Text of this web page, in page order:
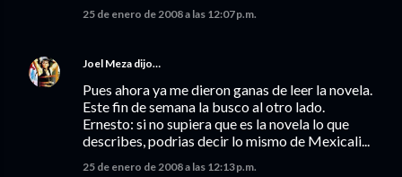
25 de enero de 2008 a las 12:07 p.m.
Joel Meza dijo…
Pues ahora ya me dieron ganas de leer la novela.
Este fin de semana la busco al otro lado.
Ernesto: si no supiera que es la novela lo que
describes, podrias decir lo mismo de Mexicali...
25 de enero de 2008 a las 12:13 p.m.